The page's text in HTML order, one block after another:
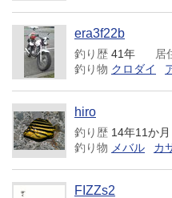
era3f22b
釣り歴 41年 居
釣り物 クロダイ
hiro
釣り歴 14年11か月
釣り物 メバル カ
FIZZs2